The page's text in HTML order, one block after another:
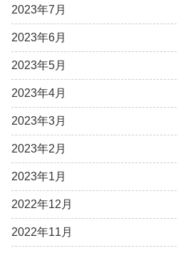
2023年7月
2023年6月
2023年5月
2023年4月
2023年3月
2023年2月
2023年1月
2022年12月
2022年11月